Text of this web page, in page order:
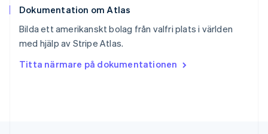
Dokumentation om Atlas
Bilda ett amerikanskt bolag från valfri plats i världen
med hjälp av Stripe Atlas.
Titta närmare på dokumentationen
Sverige
Thailand
ไทยEnglish
English